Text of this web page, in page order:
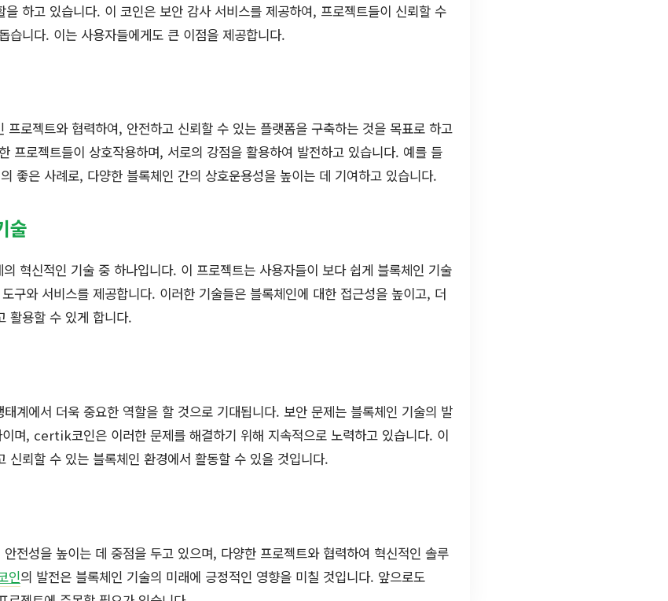
하고 있습니다. 이 코인은 보안 감사 서비스를 제공하여, 프로젝트들이 신뢰할 수
습니다. 이는 사용자들에게도 큰 이점을 제공합니다.
로젝트와 협력하여, 안전하고 신뢰할 수 있는 플랫폼을 구축하는 것을 목표로 하고
프로젝트들이 상호작용하며, 서로의 강점을 활용하여 발전하고 있습니다. 예를 들
좋은 사례로, 다양한 블록체인 간의 상호운용성을 높이는 데 기여하고 있습니다.
술
혁신적인 기술 중 하나입니다. 이 프로젝트는 사용자들이 보다 쉽게 블록체인 기술
구와 서비스를 제공합니다. 이러한 기술들은 블록체인에 대한 접근성을 높이고, 더
활용할 수 있게 합니다.
계에서 더욱 중요한 역할을 할 것으로 기대됩니다. 보안 문제는 블록체인 기술의 발
며, certik코인은 이러한 문제를 해결하기 위해 지속적으로 노력하고 있습니다. 이
신뢰할 수 있는 블록체인 환경에서 활동할 수 있을 것입니다.
전성을 높이는 데 중점을 두고 있으며, 다양한 프로젝트와 협력하여 혁신적인 솔루
인의 발전은 블록체인 기술의 미래에 긍정적인 영향을 미칠 것입니다. 앞으로도